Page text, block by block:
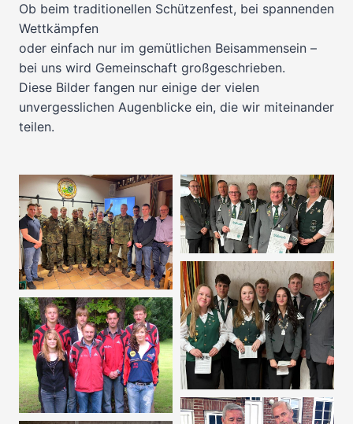
Ob beim traditionellen Schützenfest, bei spannenden
Wettkämpfen
oder einfach nur im gemütlichen Beisammensein –
bei uns wird Gemeinschaft großgeschrieben.
Diese Bilder fangen nur einige der vielen
unvergesslichen Augenblicke ein, die wir miteinander
teilen.